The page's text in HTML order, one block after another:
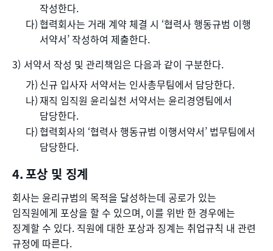
작성한다.
협력회사는 거래 계약 체결 시 ‘협력사 행동규범 이행
서약서’ 작성하여 제출한다.
서약서 작성 및 관리책임은 다음과 같이 구분한다.
신규 입사자 서약서는 인사총무팀에서 담당한다.
재직 임직원 윤리실천 서약서는 윤리경영팀에서
담당한다.
협력회사의 ‘협력사 행동규범 이행서약서’ 법무팀에서
담당한다.
포상 및 징계
회사는 윤리규범의 목적을 달성하는데 공로가 있는
임직원에게 포상을 할 수 있으며, 이를 위반 한 경우에는
징계할 수 있다. 직원에 대한 포상과 징계는 취업규칙 내 관련
규정에 따른다.